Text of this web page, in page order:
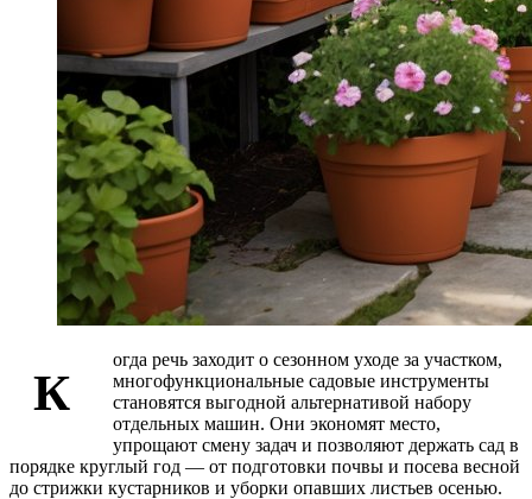
К
огда речь заходит о сезонном уходе за участком,
многофункциональные садовые инструменты
становятся выгодной альтернативой набору
отдельных машин. Они экономят место,
упрощают смену задач и позволяют держать сад в
порядке круглый год — от подготовки почвы и посева весной
до стрижки кустарников и уборки опавших листьев осенью.